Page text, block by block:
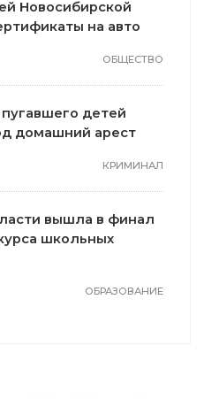
Новосибирской
на авто
ОБЩЕСТВО
детей
домашний арест
КРИМИНАЛ
вышла в финал
школьных
ОБРАЗОВАНИЕ